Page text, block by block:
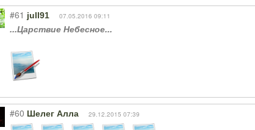
#61 jull91 07.05.2016 09:11
...Царствие Небесное...
#60 Шелег Алла 29.12.2015 07:39